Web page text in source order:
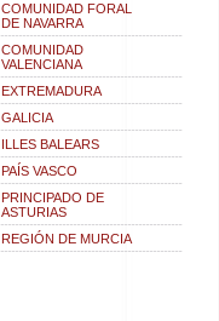
COMUNIDAD FORAL
DE NAVARRA
COMUNIDAD
VALENCIANA
EXTREMADURA
GALICIA
ILLES BALEARS
PAÍS VASCO
PRINCIPADO DE
ASTURIAS
REGIÓN DE MURCIA